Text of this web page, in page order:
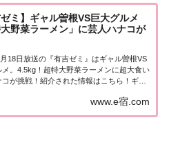
ゼミ】ギャル曽根VS巨大グルメ
大野菜ラーメン」に芸人ハナコが
18日放送の『有吉ゼミ』はギャル曽根VS
メ。4.5kg！超特大野菜ラーメンに超大食い
が挑戦！紹介された情報はこちら！ギャ
『超特大野菜炒めタワーラーメン』！挑戦
、大鶴義丹さん、河相我聞さ...
www.e宿.com